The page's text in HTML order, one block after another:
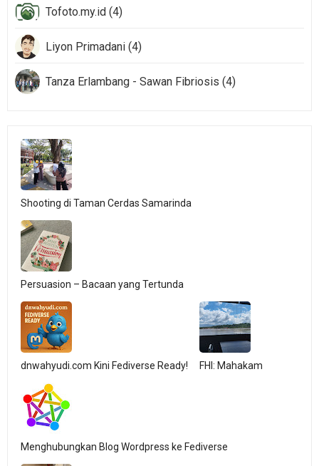
Tofoto.my.id (4)
Liyon Primadani (4)
Tanza Erlambang - Sawan Fibriosis (4)
Shooting di Taman Cerdas Samarinda
Persuasion – Bacaan yang Tertunda
dnwahyudi.com Kini Fediverse Ready! FHI: Mahakam
Menghubungkan Blog Wordpress ke Fediverse